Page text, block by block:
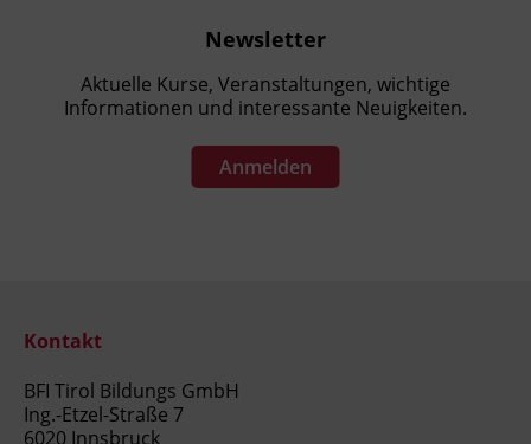
Newsletter
Aktuelle Kurse, Veranstaltungen, wichtige
Informationen und interessante Neuigkeiten.
Anmelden
Kontakt
BFI Tirol Bildungs GmbH
Ing.-Etzel-Straße 7
6020 Innsbruck